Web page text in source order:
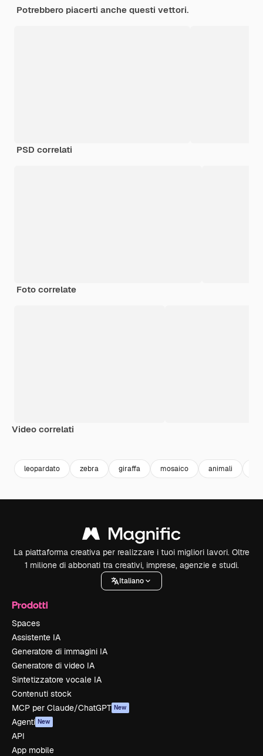
Potrebbero piacerti anche questi vettori.
PSD correlati
Foto correlate
Video correlati
leopardato zebra giraffa mosaico animali
La piattaforma creativa per realizzare i tuoi migliori lavori. Oltre
1 milione di abbonati tra creativi, imprese, agenzie e studi.
Italiano
Prodotti
Spaces
Assistente IA
Generatore di immagini IA
Generatore di video IA
Sintetizzatore vocale IA
Contenuti stock
MCP per Claude/ChatGPT New
Agenti New
API
App mobile